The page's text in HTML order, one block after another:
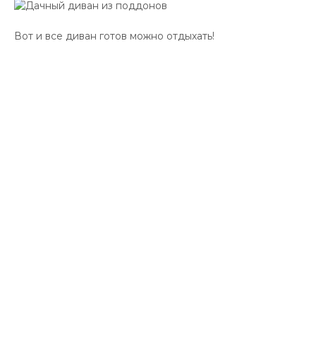
Вот и все диван готов можно отдыхать!